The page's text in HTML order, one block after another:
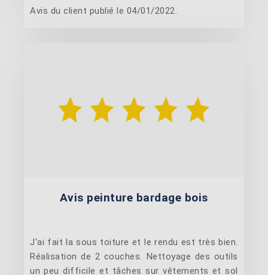
Avis du client publié le 04/01/2022.
Avis peinture bardage bois
J'ai fait la sous toiture et le rendu est très bien.
Réalisation de 2 couches. Nettoyage des outils
un peu difficile et tâches sur vêtements et sol